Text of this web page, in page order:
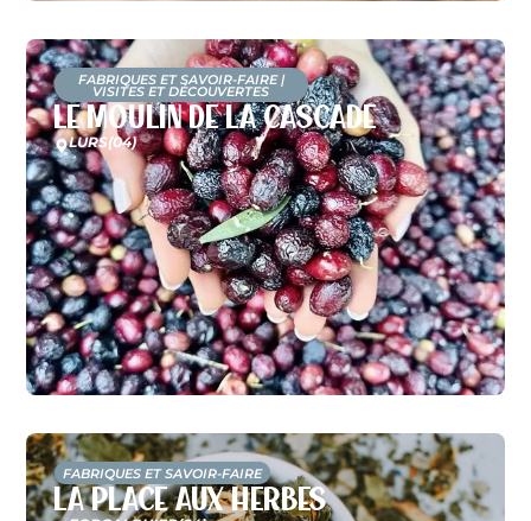
FABRIQUES ET SAVOIR-FAIRE|
VISITES ET DÉCOUVERTES
Le Moulin de la Cascade
LURS(04)
FABRIQUES ET SAVOIR-FAIRE
La Place aux Herbes